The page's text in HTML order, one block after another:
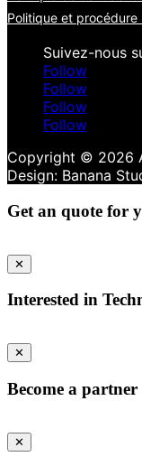
Politique et
Follow
Follow
Follow
Follow
Copyright © 2026
Get an quote for
✕
Interested in
✕
Become a partner
✕